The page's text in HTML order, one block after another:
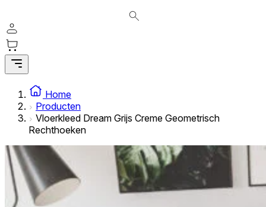
Home
Producten
Vloerkleed Dream Grijs Creme Geometrisch
Rechthoeken
interessant zijn voor de individuele gebruiker en
Niet-geclassificeerd
Niet-geclassificeerde cookies zijn cookies die in het